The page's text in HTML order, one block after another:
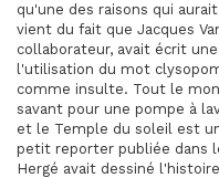
qu'une des raisons qui
vient du fait que Jacques
collaborateur, avait écrit
l'utilisation du mot
comme insulte. Tout le
savant pour une pompe à
et le Temple du soleil est
petit reporter publiée dans
Hergé avait dessiné